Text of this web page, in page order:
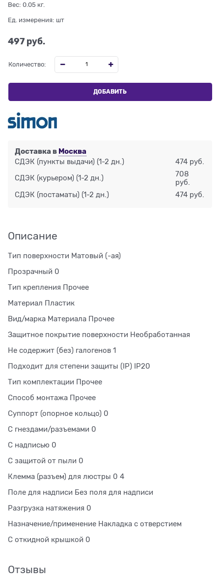
Вес: 0.05 кг.
Ед. измерения: шт
497 руб.
Количество:
ДОБАВИТЬ
Доставка в Москва
СДЭК (пункты выдачи) (1-2 дн.) 474 руб.
СДЭК (курьером) (1-2 дн.)
708
руб.
СДЭК (постаматы) (1-2 дн.) 474 руб.
Описание
Тип поверхности Матовый (-ая)
Прозрачный 0
Тип крепления Прочее
Материал Пластик
Вид/марка Материала Прочее
Защитное покрытие поверхности Необработанная
Не содержит (без) галогенов 1
Подходит для степени защиты (IP) IP20
Тип комплектации Прочее
Способ монтажа Прочее
Суппорт (опорное кольцо) 0
С гнездами/разъемами 0
С надписью 0
С защитой от пыли 0
Клемма (разъем) для люстры 0 4
Поле для надписи Без поля для надписи
Разгрузка натяжения 0
Назначение/применение Накладка с отверстием
С откидной крышкой 0
Отзывы